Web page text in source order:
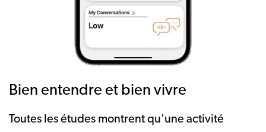
Bien entendre et bien vivre
Toutes les études montrent qu'une activité